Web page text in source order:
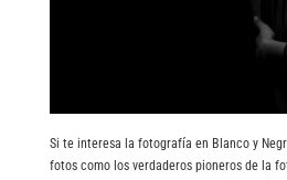
Si te interesa la fotografía en Blanco y
fotos como los verdaderos pioneros de la